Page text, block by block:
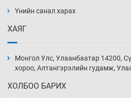
14 цаг 48 мин
15 цаг 18 мин
Үнийн санал харах
ХАЯГ
Монгол Улс, Улаанбаатар 14200,
хороо, Алтангэрэлийн гудамж,
ХОЛБОО БАРИХ